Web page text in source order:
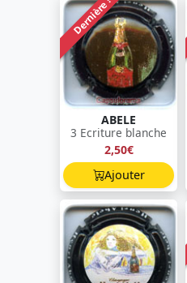
Dernière !
ABELE
3 Ecriture blanche
2,50€
Ajouter